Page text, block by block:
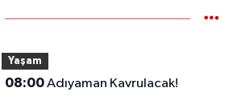
Yaşam
08:00Adıyaman Kavrulacak!